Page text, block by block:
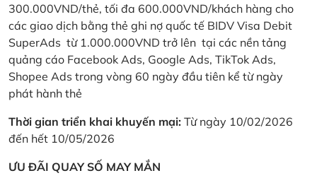
300.000VND/thẻ, tối đa 600.000VND/khách hàng cho
các giao dịch bằng thẻ ghi nợ quốc tế BIDV Visa Debit
SuperAds từ 1.000.000VND trở lên tại các nền tảng
quảng cáo Facebook Ads, Google Ads, TikTok Ads,
Shopee Ads trong vòng 60 ngày đầu tiên kể từ ngày
phát hành thẻ
Thời gian triển khai khuyến mại: Từ ngày 10/02/2026
đến hết 10/05/2026
ƯU ĐÃI QUAY SỐ MAY MẮN